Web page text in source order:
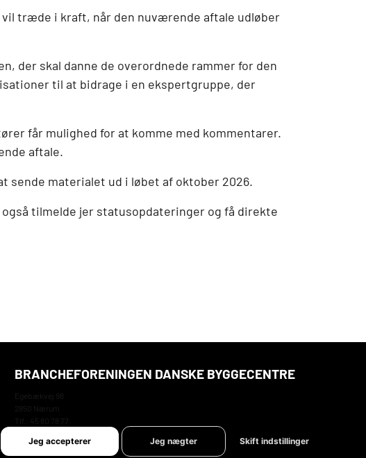
Jeg accepterer Jeg nægter Skift indstillinger
vil træde i kraft, når den nuværende aftale udløber
der skal danne de overordnede rammer for den
til at bidrage i en ekspertgruppe, der
får mulighed for at komme med kommentarer.
aftale.
sende materialet ud i løbet af oktober 2026.
også tilmelde jer statusopdateringer og få direkte
BRANCHEFORENINGEN DANSKE BYGGECENTRE
Egebækvej 98
2850 Nærum
Tlf.: 45 80 78 77